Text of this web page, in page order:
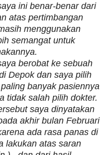
ini benar-benar dari
atas pertimbangan
menggunakan
semangat untuk
berobat ke sebuah
Depok dan saya pilih
banyak pasiennya
tidak salah pilih dokter.
saya dinyatakan
akhir bulan Februari
ada rasa panas di
lakukan atas saran